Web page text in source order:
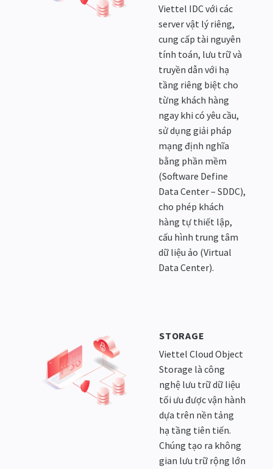
Viettel IDC với các
server vật lý riêng,
cung cấp tài nguyên
tính toán, lưu trữ và
truyền dẫn với hạ
tầng riêng biệt cho
từng khách hàng
ngay khi có yêu cầu,
sử dụng giải pháp
mạng định nghĩa
bằng phần mềm
(Software Define
Data Center – SDDC),
cho phép khách
hàng tự thiết lập,
cấu hình trung tâm
dữ liệu ảo (Virtual
Data Center).
STORAGE
Viettel Cloud Object
Storage là công
nghệ lưu trữ dữ liệu
tối ưu được vận hành
dựa trên nền tảng
hạ tầng tiên tiến.
Chúng tạo ra không
gian lưu trữ rộng lớn